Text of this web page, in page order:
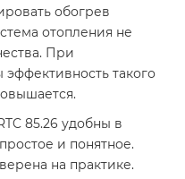
обогрев
отопления не
При
такого
85.26 удобны в
и понятное.
на практике.